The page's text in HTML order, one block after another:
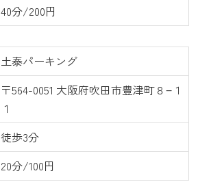
40分/200円
土泰パーキング
〒564-0051 大阪府吹田市豊津町８−１
１
徒歩3分
20分/100円